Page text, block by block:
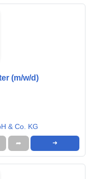
(m/w/d)
& Co. KG
➦ ➜